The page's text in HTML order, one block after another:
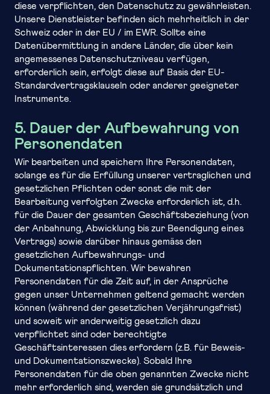
diese verpflichten, den Datenschutz zu gewährleisten.
Unsere Dienstleister befinden sich mehrheitlich in der
Schweiz oder in der EU / im EWR. Sollte eine
Datenübermittlung in andere Länder, die über kein
angemessenes Datenschutzniveau verfügen,
erforderlich sein, erfolgt diese auf Basis der EU-
Standardvertragsklauseln oder anderer geeigneter
Instrumente.
5. Dauer der Aufbewahrung von
Personendaten
Wir bearbeiten und speichern Ihre Personendaten,
solange es für die Erfüllung unserer vertraglichen und
gesetzlichen Pflichten oder sonst die mit der
Bearbeitung verfolgten Zwecke erforderlich ist, d.h.
für die Dauer der gesamten Geschäftsbeziehung (von
der Anbahnung, Abwicklung bis zur Beendigung eines
Vertrags) sowie darüber hinaus gemäss den
gesetzlichen Aufbewahrungs- und
Dokumentationspflichten. Wir bewahren
Personendaten für die Zeit auf, in der Ansprüche
gegen unser Unternehmen geltend gemacht werden
können (während der gesetzlichen Verjährungsfrist)
und soweit wir anderweitig gesetzlich dazu
verpflichtet sind oder berechtigte
Geschäftsinteressen dies erfordern (z.B. für Beweis-
und Dokumentationszwecke). Sobald Ihre
Personendaten für die oben genannten Zwecke nicht
mehr erforderlich sind, werden sie grundsätzlich und